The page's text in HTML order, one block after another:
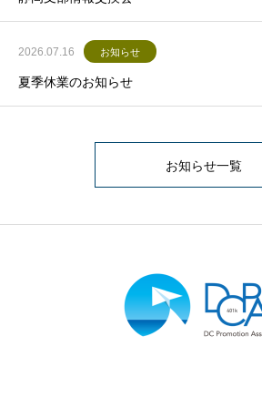
2026.07.16 お知らせ
夏季休業のお知らせ
お知らせ一覧